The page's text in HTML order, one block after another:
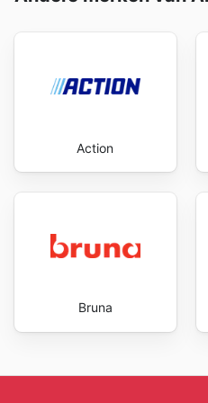
Dahon Vouwfietsen
waard om de Dahon
zorgt ervoor dat u altijd
zoektocht naar Dahon
aanbieding hoeft te
de website van Dahon
Action
Bruna